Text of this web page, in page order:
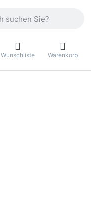
Wunschliste Warenkorb